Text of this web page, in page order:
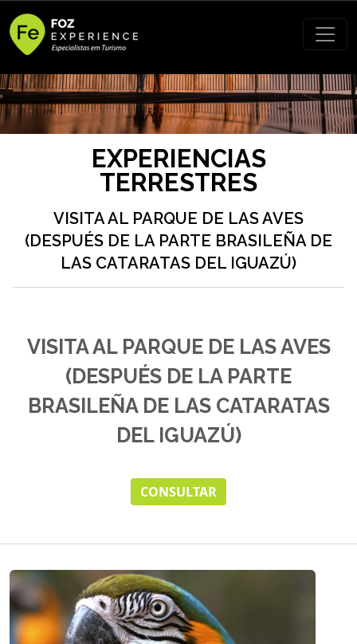
EXPERIENCIAS
TERRESTRES
VISITA AL PARQUE DE LAS AVES
(DESPUÉS DE LA PARTE BRASILEÑA DE
LAS CATARATAS DEL IGUAZÚ)
VISITA AL PARQUE DE LAS AVES
(DESPUÉS DE LA PARTE
BRASILEÑA DE LAS CATARATAS
DEL IGUAZÚ)
CONSULTAR